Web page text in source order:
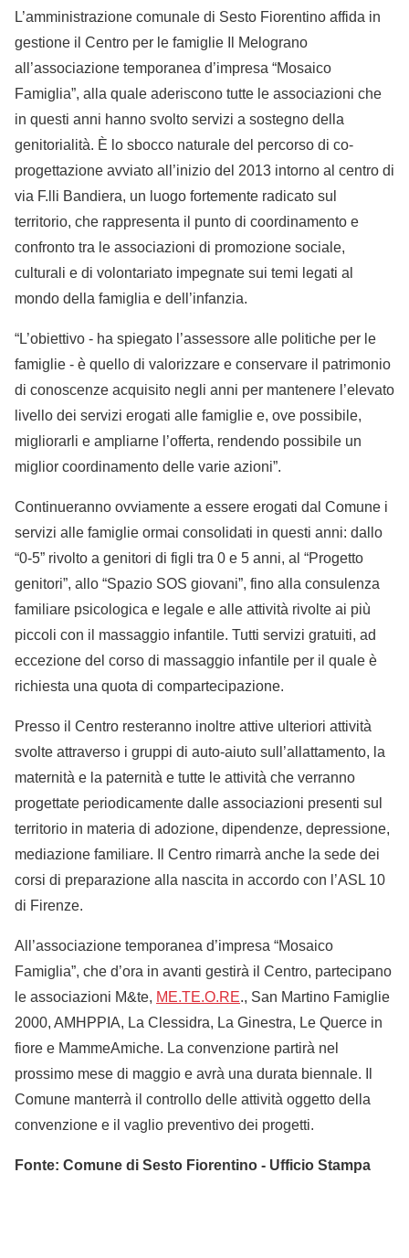
L’amministrazione comunale di Sesto Fiorentino affida in
gestione il Centro per le famiglie Il Melograno
all’associazione temporanea d’impresa “Mosaico
Famiglia”, alla quale aderiscono tutte le associazioni che
in questi anni hanno svolto servizi a sostegno della
genitorialità. È lo sbocco naturale del percorso di co-
progettazione avviato all’inizio del 2013 intorno al centro di
via F.lli Bandiera, un luogo fortemente radicato sul
territorio, che rappresenta il punto di coordinamento e
confronto tra le associazioni di promozione sociale,
culturali e di volontariato impegnate sui temi legati al
mondo della famiglia e dell’infanzia.
“L’obiettivo - ha spiegato l’assessore alle politiche per le
famiglie - è quello di valorizzare e conservare il patrimonio
di conoscenze acquisito negli anni per mantenere l’elevato
livello dei servizi erogati alle famiglie e, ove possibile,
migliorarli e ampliarne l’offerta, rendendo possibile un
miglior coordinamento delle varie azioni”.
Continueranno ovviamente a essere erogati dal Comune i
servizi alle famiglie ormai consolidati in questi anni: dallo
“0-5” rivolto a genitori di figli tra 0 e 5 anni, al “Progetto
genitori”, allo “Spazio SOS giovani”, fino alla consulenza
familiare psicologica e legale e alle attività rivolte ai più
piccoli con il massaggio infantile. Tutti servizi gratuiti, ad
eccezione del corso di massaggio infantile per il quale è
richiesta una quota di compartecipazione.
Presso il Centro resteranno inoltre attive ulteriori attività
svolte attraverso i gruppi di auto-aiuto sull’allattamento, la
maternità e la paternità e tutte le attività che verranno
progettate periodicamente dalle associazioni presenti sul
territorio in materia di adozione, dipendenze, depressione,
mediazione familiare. Il Centro rimarrà anche la sede dei
corsi di preparazione alla nascita in accordo con l’ASL 10
di Firenze.
All’associazione temporanea d’impresa “Mosaico
Famiglia”, che d’ora in avanti gestirà il Centro, partecipano
le associazioni M&te, ME.TE.O.RE., San Martino Famiglie
2000, AMHPPIA, La Clessidra, La Ginestra, Le Querce in
fiore e MammeAmiche. La convenzione partirà nel
prossimo mese di maggio e avrà una durata biennale. Il
Comune manterrà il controllo delle attività oggetto della
convenzione e il vaglio preventivo dei progetti.
Fonte: Comune di Sesto Fiorentino - Ufficio Stampa